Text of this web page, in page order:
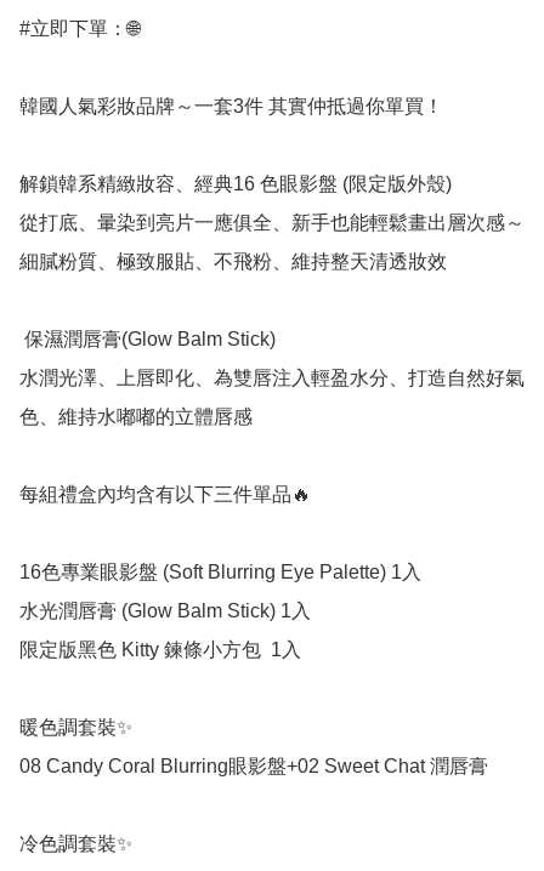
#立即下單：🌐
韓國人氣彩妝品牌～一套3件 其實仲抵過你單買！
解鎖韓系精緻妝容、經典16 色眼影盤 (限定版外殼)
從打底、暈染到亮片一應俱全、新手也能輕鬆畫出層次感～
細膩粉質、極致服貼、不飛粉、維持整天清透妝效
水潤光澤、上唇即化、為雙唇注入輕盈水分、打造自然好氣
色、維持水嘟嘟的立體唇感
每組禮盒內均含有以下三件單品🔥
16色專業眼影盤 (Soft Blurring Eye Palette) 1入
水光潤唇膏 (Glow Balm Stick) 1入
限定版黑色 Kitty 鍊條小方包  1入
暖色調套裝✨
08 Candy Coral Blurring眼影盤+02 Sweet Chat 潤唇膏
冷色調套裝✨